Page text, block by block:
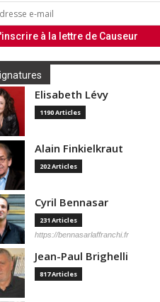
Elisabeth Lévy
1190 Articles
Alain Finkielkraut
202 Articles
Cyril Bennasar
231 Articles
https://bennasarlaffranchi.fr
Jean-Paul Brighelli
817 Articles